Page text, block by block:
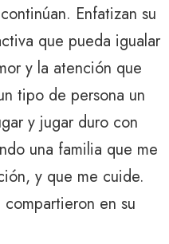
Enfatizan su
que pueda igualar
y la atención que
tipo de persona un
y jugar duro con
una familia que me
y que me cuide.
en su